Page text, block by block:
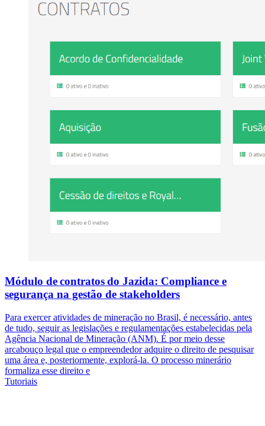
Módulo de contratos do Jazida: Compliance e
segurança na gestão de stakeholders
Para exercer atividades de mineração no Brasil, é necessário, antes
de tudo, seguir as legislações e regulamentações estabelecidas pela
Agência Nacional de Mineração (ANM). É por meio desse
arcabouço legal que o empreendedor adquire o direito de pesquisar
uma área e, posteriormente, explorá-la. O processo minerário
formaliza esse direito e
Tutoriais